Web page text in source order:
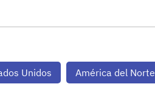
Unidos América del Norte